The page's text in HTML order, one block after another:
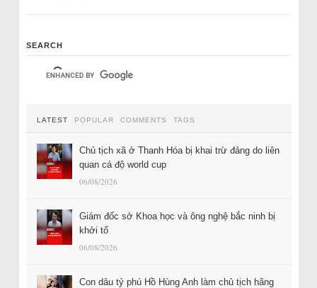
SEARCH
LATEST POPULAR COMMENTS TAGS
Chủ tịch xã ở Thanh Hóa bị khai trừ đảng do liên
quan cá độ world cup
06/08/2026
Giám đốc sở Khoa học và ông nghệ bắc ninh bị
khởi tố
06/08/2026
Con dâu tỷ phú Hồ Hùng Anh làm chủ tịch hãng